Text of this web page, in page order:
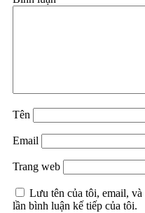
Tên
Email
Trang web
Lưu tên của tôi, email,
lần bình luận kế tiếp của tôi.